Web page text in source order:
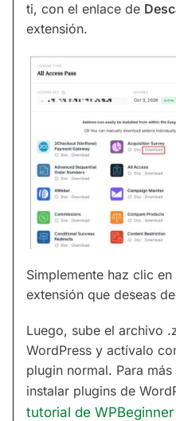
ti, con el enlace de
extensión.
Simplemente haz clic en
extensión que deseas
Luego, sube el archivo
WordPress y actívalo
plugin normal. Para
instalar plugins de
tutorial de